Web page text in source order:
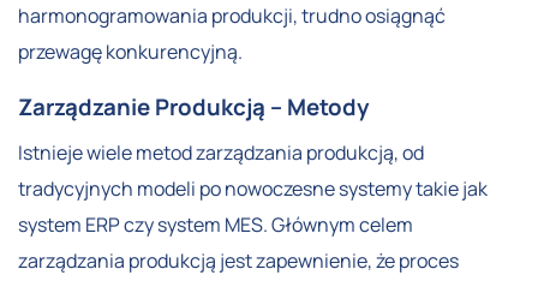
harmonogramowania produkcji, trudno osiągnąć
przewagę konkurencyjną.
Zarządzanie Produkcją – Metody
Istnieje wiele metod zarządzania produkcją, od
tradycyjnych modeli po nowoczesne systemy takie jak
system ERP czy system MES. Głównym celem
zarządzania produkcją jest zapewnienie, że proces